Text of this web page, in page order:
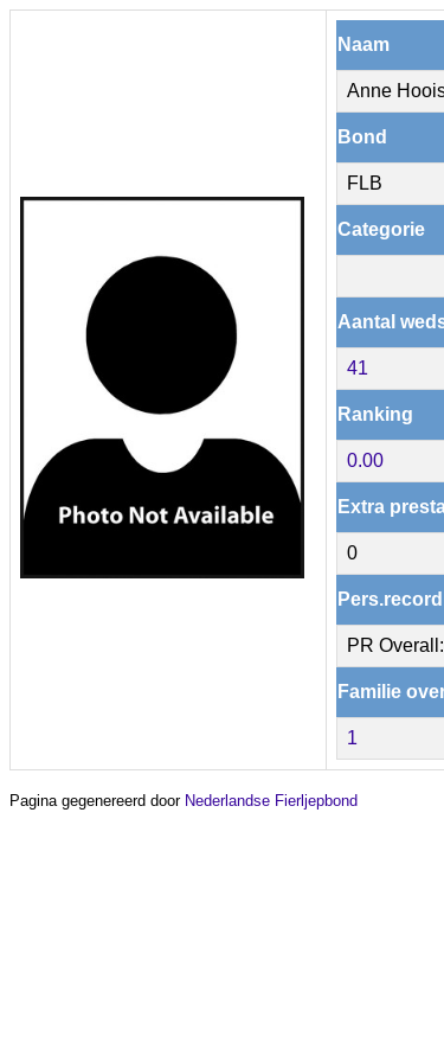
Naam
Anne
Bond
FLB
Categorie
Aantal
41
Ranking
0.00
Extra
0
Pers.record
PR Overall:
Familie
1
Pagina gegenereerd door Nederlandse Fierljepbond